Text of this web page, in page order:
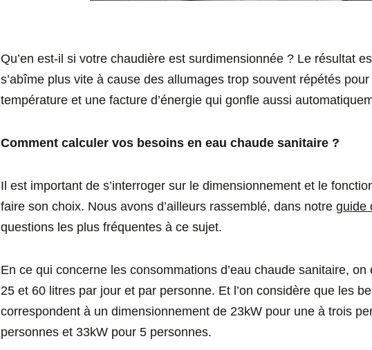
Qu’en est-il si votre chaudière est surdimensionnée ? Le résultat
s’abîme plus vite à cause des allumages trop souvent répétés
température et une facture d’énergie qui gonfle aussi
Comment calculer vos besoins en eau chaude sanitaire ?
Il est important de s’interroger sur le dimensionnement et le
faire son choix. Nous avons d’ailleurs rassemblé, dans notre guide
questions les plus fréquentes à ce sujet.
En ce qui concerne les consommations d’eau chaude sanitaire,
25 et 60 litres par jour et par personne. Et l’on considère que les
correspondent à un dimensionnement de 23kW pour une à trois
personnes et 33kW pour 5 personnes.